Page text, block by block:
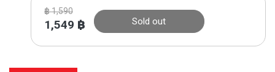
฿1,590
1,549 ฿ Sold out